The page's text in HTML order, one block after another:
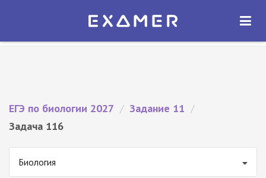
Экзамер — ЕГЭ 2027
ОТКРЫТЬ
ЕГЭ по биологии 2027 / Задание 11 /
Задача 116
Биология